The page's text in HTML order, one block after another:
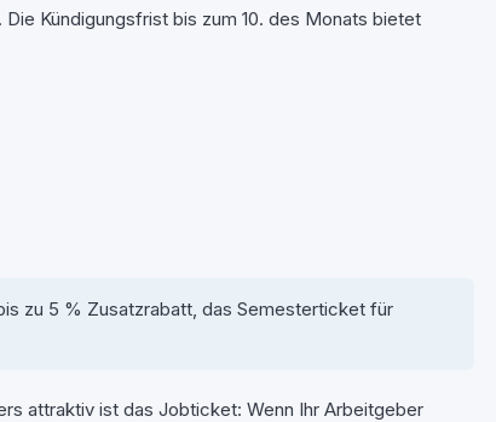
Kündigungsfrist bis zum 10. des Monats bietet
zu 5 % Zusatzrabatt, das Semesterticket für
attraktiv ist das Jobticket: Wenn Ihr Arbeitgeber